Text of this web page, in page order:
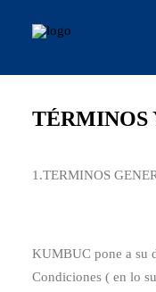
INICIO
PHOTOBOOKS
TÉRMINOS
1.TERMINOS
KUMBUC pone a su
Condiciones ( en lo